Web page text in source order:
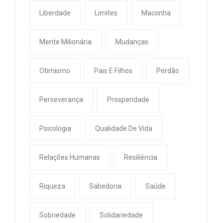
Liberdade Limites Maconha
Mente Milionária Mudanças
Otimismo Pais E Filhos Perdão
Perseverança Prosperidade
Psicologia Qualidade De Vida
Relações Humanas Resiliência
Riqueza Sabedoria Saúde
Sobriedade Solidariedade